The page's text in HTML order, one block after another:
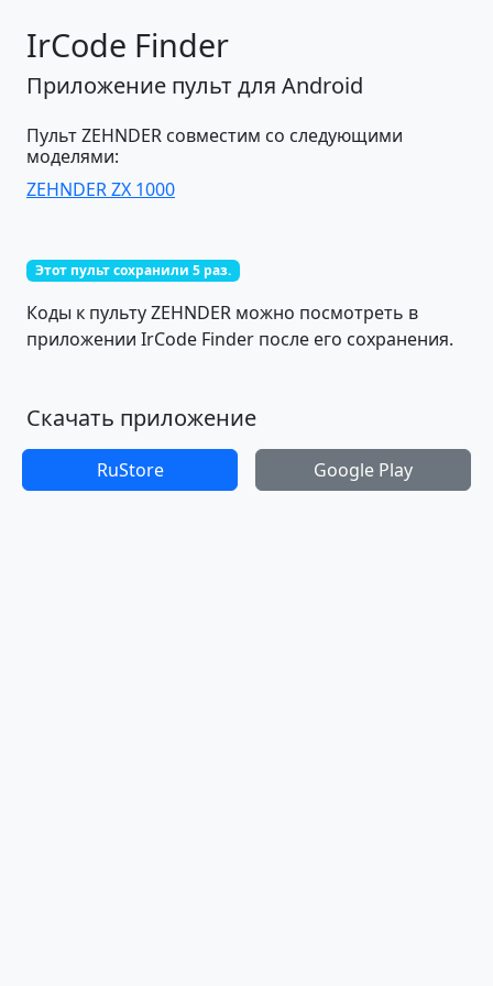
IrCode Finder
Приложение пульт для Android
Пульт ZEHNDER совместим со следующими
моделями:
ZEHNDER ZX 1000
Этот пульт сохранили 5 раз.
Коды к пульту ZEHNDER можно посмотреть в
приложении IrCode Finder после его сохранения.
Скачать приложение
RuStore Google Play